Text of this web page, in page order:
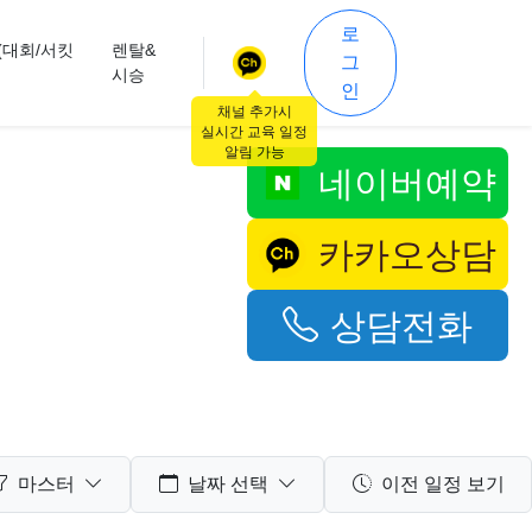
회/서킷
렌탈&
시승
로
그
인
네이버예약
카카오상담
상담전화
마스터 날짜 선택 이전 일정 보기
채널 추가시
실시간 교육 일정
알림 가능